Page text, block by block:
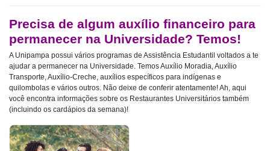
Precisa de algum auxílio financeiro para
permanecer na Universidade? Temos!
A Unipampa possui vários programas de Assistência Estudantil voltados a te
ajudar a permanecer na Universidade. Temos Auxílio Moradia, Auxílio
Transporte, Auxílio-Creche, auxílios específicos para indígenas e
quilombolas e vários outros. Não deixe de conferir atentamente! Ah, aqui
você encontra informações sobre os Restaurantes Universitários também
(incluindo os cardápios da semana)!